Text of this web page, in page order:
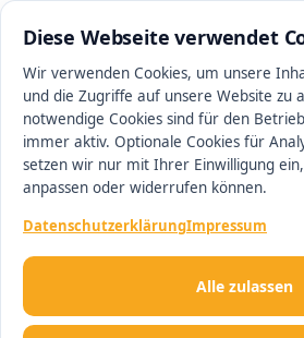
Diese Webseite verwendet
Wir verwenden Cookies, um unsere
und die Zugriffe auf unsere Website zu
notwendige Cookies sind für den
immer aktiv. Optionale Cookies für
setzen wir nur mit Ihrer Einwilligung
anpassen oder widerrufen können.
DatenschutzerklärungImpressum
Alle zulassen